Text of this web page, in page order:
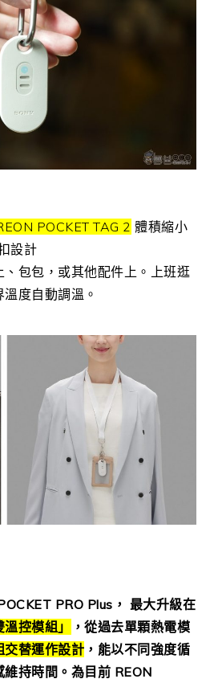
POCKET TAG 2 體積縮小
設計
包包，或其他配件上。上班逛
度自動調溫。
PRO Plus， 最大升級在
溫控模組」
，從過去單顆熱電模
交替運作設計 ，能以不同強度循
持時間。為目前 REON